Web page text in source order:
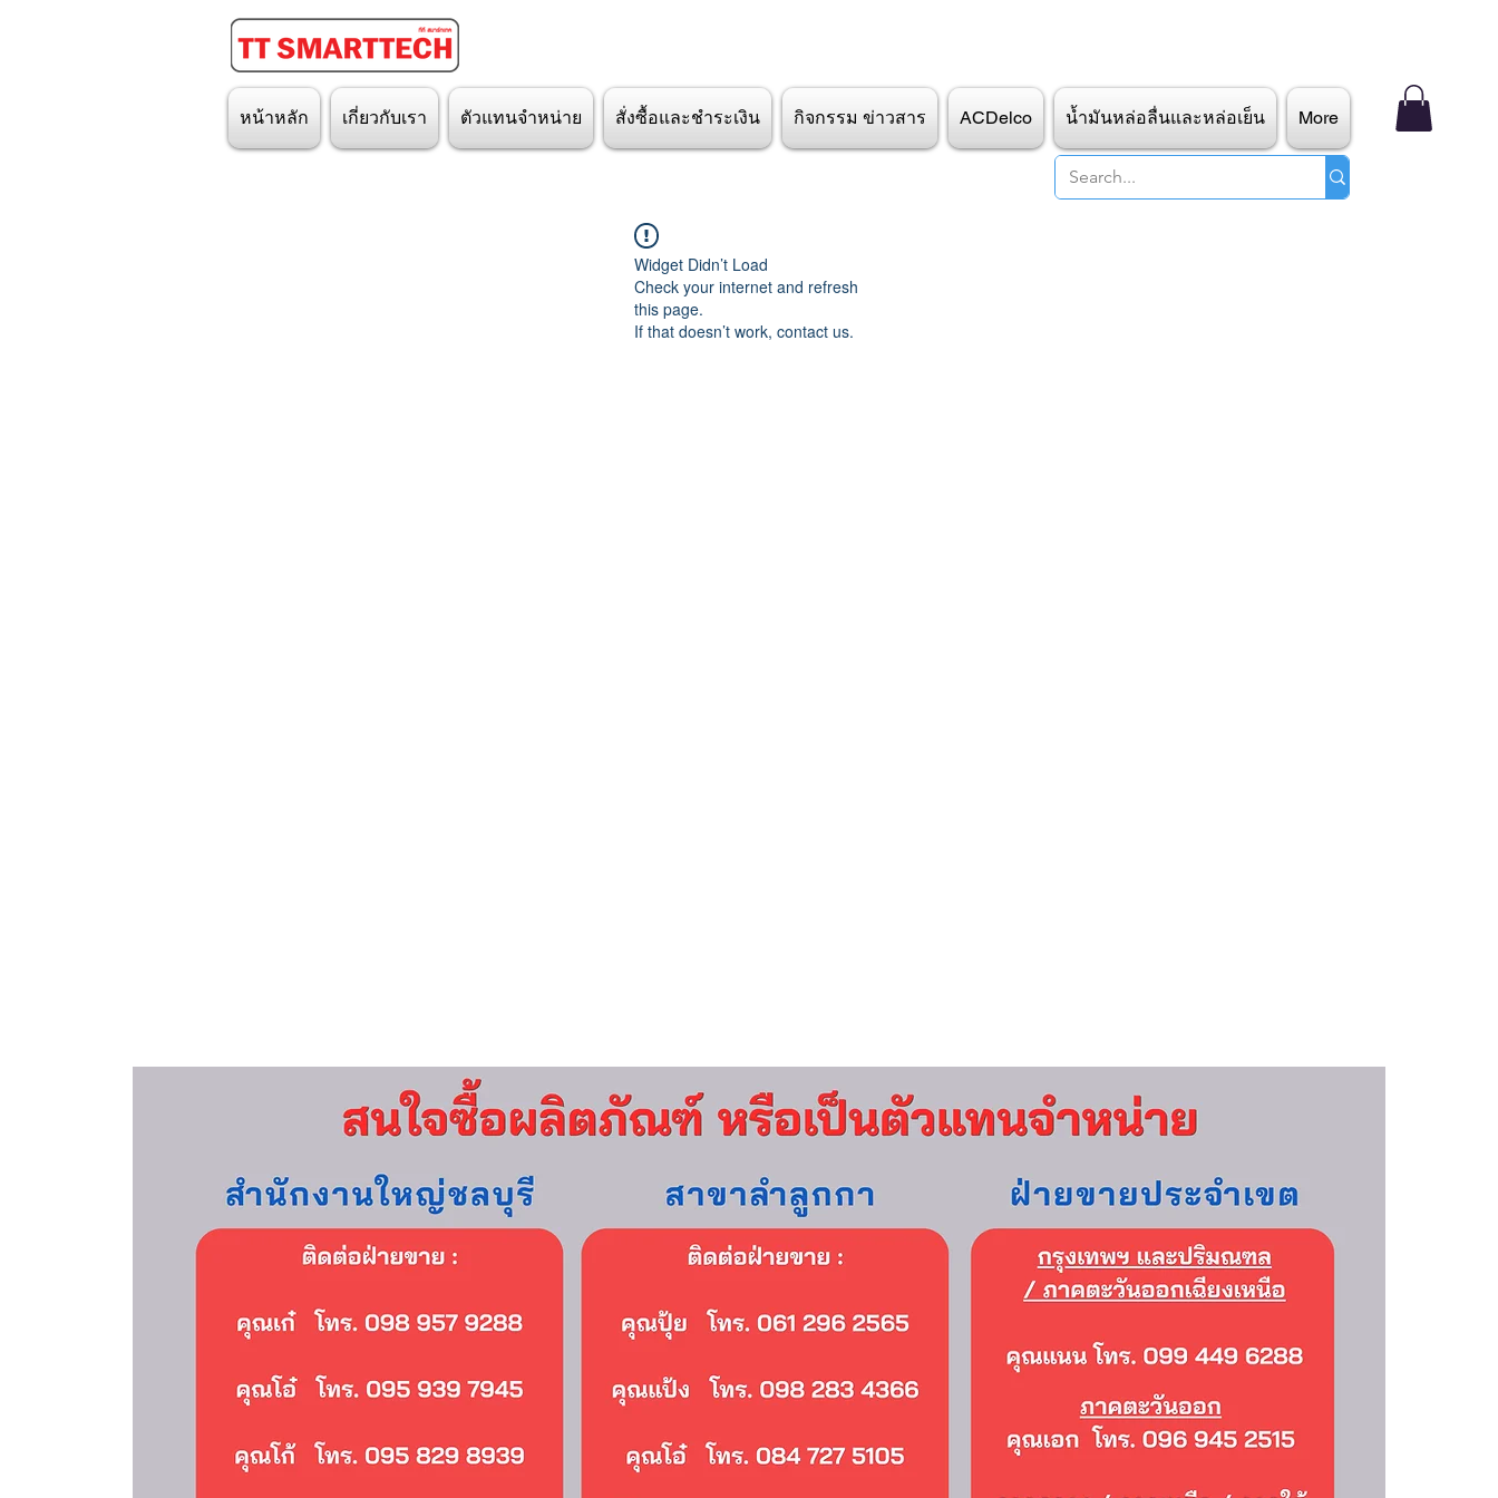
หน้าหลัก เกี่ยวกับเรา ตัวแทนจำหน่าย สั่งซื้อและชำระเงิน กิจกรรม ข่าวสาร ACDelco น้ำมันหล่อลื่นและหล่อเย็น More
Widget Didn’t Load
Check your internet and refresh
this page.
If that doesn’t work, contact us.